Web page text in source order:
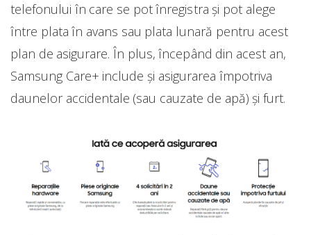
telefonului în care se pot înregistra și pot alege
între plata în avans sau plata lunară pentru acest
plan de asigurare. În plus, începând din acest an,
Samsung Care+ include și asigurarea împotriva
daunelor accidentale (sau cauzate de apă) și furt.